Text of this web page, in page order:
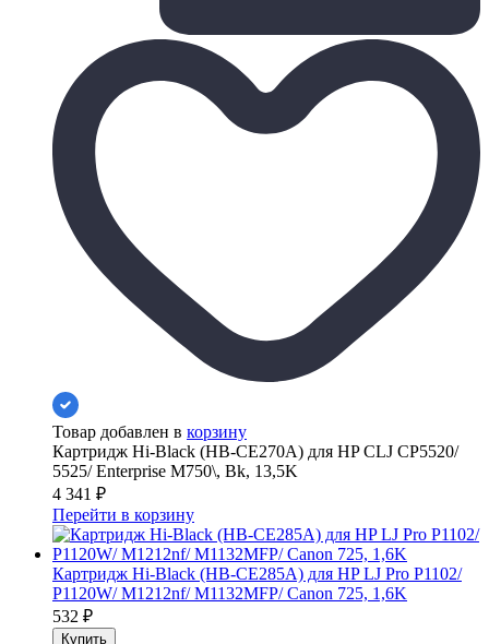
Товар добавлен в корзину
Картридж Hi-Black (HB-CE270A) для HP CLJ CP5520/
5525/ Enterprise M750\, Bk, 13,5K
4 341 ₽
Перейти в корзину
Картридж Hi-Black (HB-CE285A) для HP LJ Pro P1102/
P1120W/ M1212nf/ M1132MFP/ Canon 725, 1,6K
532 ₽